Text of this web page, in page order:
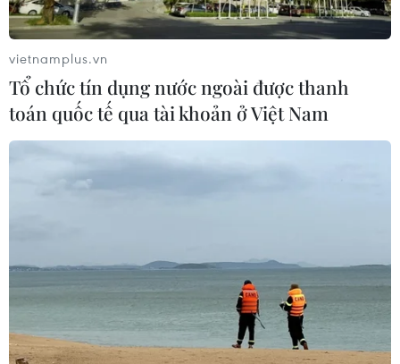
TIN CÙNG CHUYÊN MỤC
Cộng hòa Dân chủ Congo ghi nhận
hơn 300 trẻ em tử vong do Ebola
08/08/2026 15:21
vietnamplus.vn
Tổ chức tín dụng nước ngoài được thanh
toán quốc tế qua tài khoản ở Việt Nam